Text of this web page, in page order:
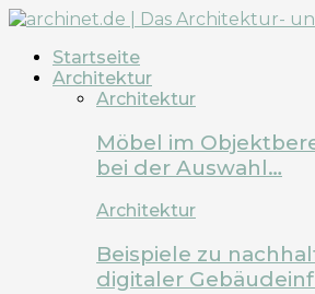
Startseite
Architektur
Architektur
Möbel im
bei der Auswahl…
Architektur
Beispiele zu
digitaler